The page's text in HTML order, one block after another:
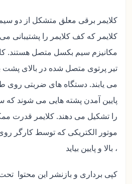
کلایمر برقی معلق متشکل از دو
کلایمر که کف کلایمر را پشتیبانی
مکانیزم سیم بکسل متصل هستند.
تیر پرتوی متصل شده در بالای پشت
می یابند. دستگاه های ضربتی روی
پایین آمدن پشته هایی می شوند که
را تشکیل می دهند. کلایمر قدرت
موتور الکتریکی که توسط کارگر
، بالا و پایین بیاید
کپی برداری و بازنشر این محتوا